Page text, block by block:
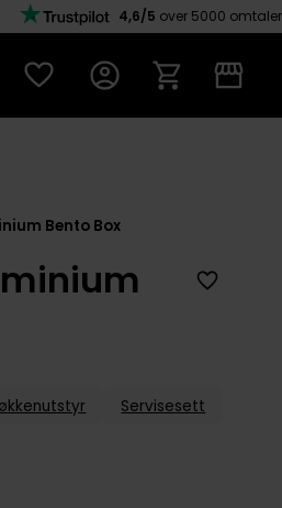
4,6/5 over 5000 omtaler
Bento Box
Servisesett